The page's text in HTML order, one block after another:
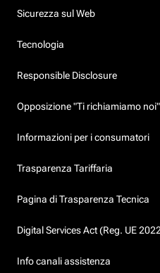
Sicurezza sul Web
Tecnologia
Responsible Disclosure
Opposizione "Ti richiamiamo noi"
Informazioni per i consumatori
Trasparenza Tariffaria
Pagina di Trasparenza Tecnica
Digital Services Act (Reg. UE
Info canali assistenza